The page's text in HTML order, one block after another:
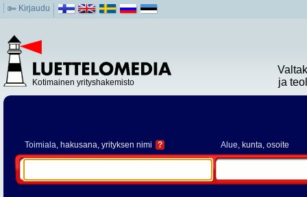
Kirjaudu
Kotimainen yrityshakemisto
ja
Toimiala, hakusana, yrityksen nimi ? Alue, kunta, osoite